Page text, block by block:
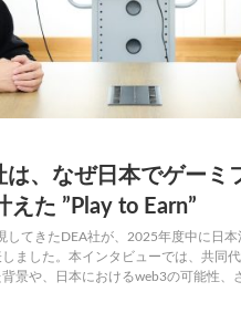
、なぜ日本でゲーミ
た ”Play to Earn”
してきたDEA社が、2025年度中に日
ました。本インタビューでは、共同
景や、日本におけるweb3の可能性、